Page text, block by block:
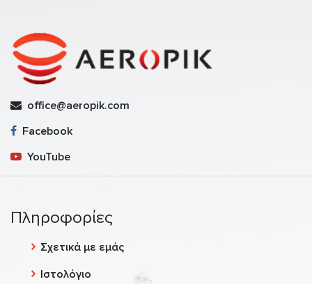
office@aeropik.com
Facebook
YouTube
Πληροφορίες
Σχετικά με εμάς
Ιστολόγιο